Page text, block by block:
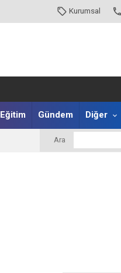
Kurumsal
Eğitim Gündem Diğer
Ara